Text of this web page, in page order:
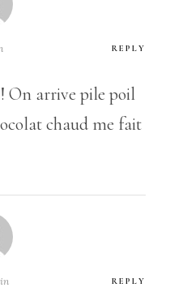
REPLY
On arrive pile poil
chaud me fait
REPLY